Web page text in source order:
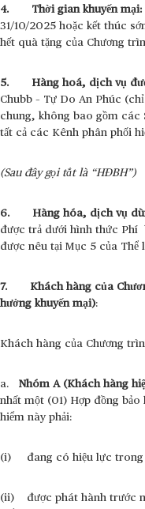
4. Thời gian khuyến mại:
31/10/2025 hoặc kết thúc
hết quà tặng của Chương
5. Hàng hoá, dịch vụ
Chubb – Tự Do An Phúc
chung, không bao gồm các
tất cả các Kênh phân phối
(Sau đây gọi tắt là “HĐBH”)
6. Hàng hóa, dịch vụ
được trả dưới hình thức
được nêu tại Mục 5 của Thể
7. Khách hàng của
hưởng khuyến mại):
Khách hàng của Chương
a. Nhóm A (Khách hàng
nhất một (01) Hợp đồng
hiểm này phải:
(i) đang có hiệu lực trong
(ii) được phát hành trước